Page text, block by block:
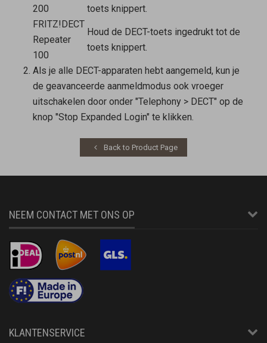
200
toets knippert.
FRITZ!DECT
Repeater
100
Houd de DECT-toets ingedrukt tot de
toets knippert.
Als je alle DECT-apparaten hebt aangemeld, kun je
de geavanceerde aanmeldmodus ook vroeger
uitschakelen door onder "Telephony > DECT" op de
knop "Stop Expanded Login" te klikken.
Back to Product Page
NEEM CONTACT MET ONS OP
KLANTENSERVICE